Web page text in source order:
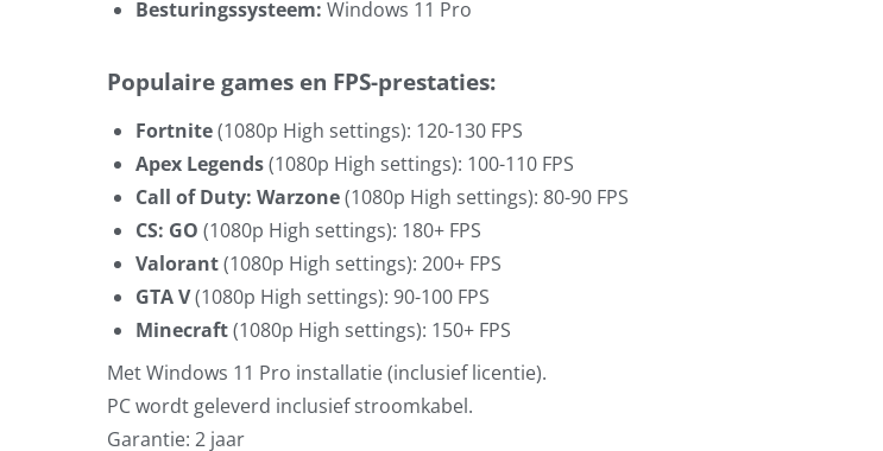
Besturingssysteem: Windows 11 Pro
Populaire games en FPS-prestaties:
Fortnite(1080p High settings): 120-130 FPS
Apex Legends(1080p High settings): 100-110 FPS
Call of Duty: Warzone(1080p High settings): 80-90 FPS
CS: GO (1080p High settings): 180+ FPS
Valorant(1080p High settings): 200+ FPS
GTA V(1080p High settings): 90-100 FPS
Minecraft(1080p High settings): 150+ FPS
Met Windows 11 Pro installatie (inclusief licentie).
PC wordt geleverd inclusief stroomkabel.
Garantie: 2 jaar